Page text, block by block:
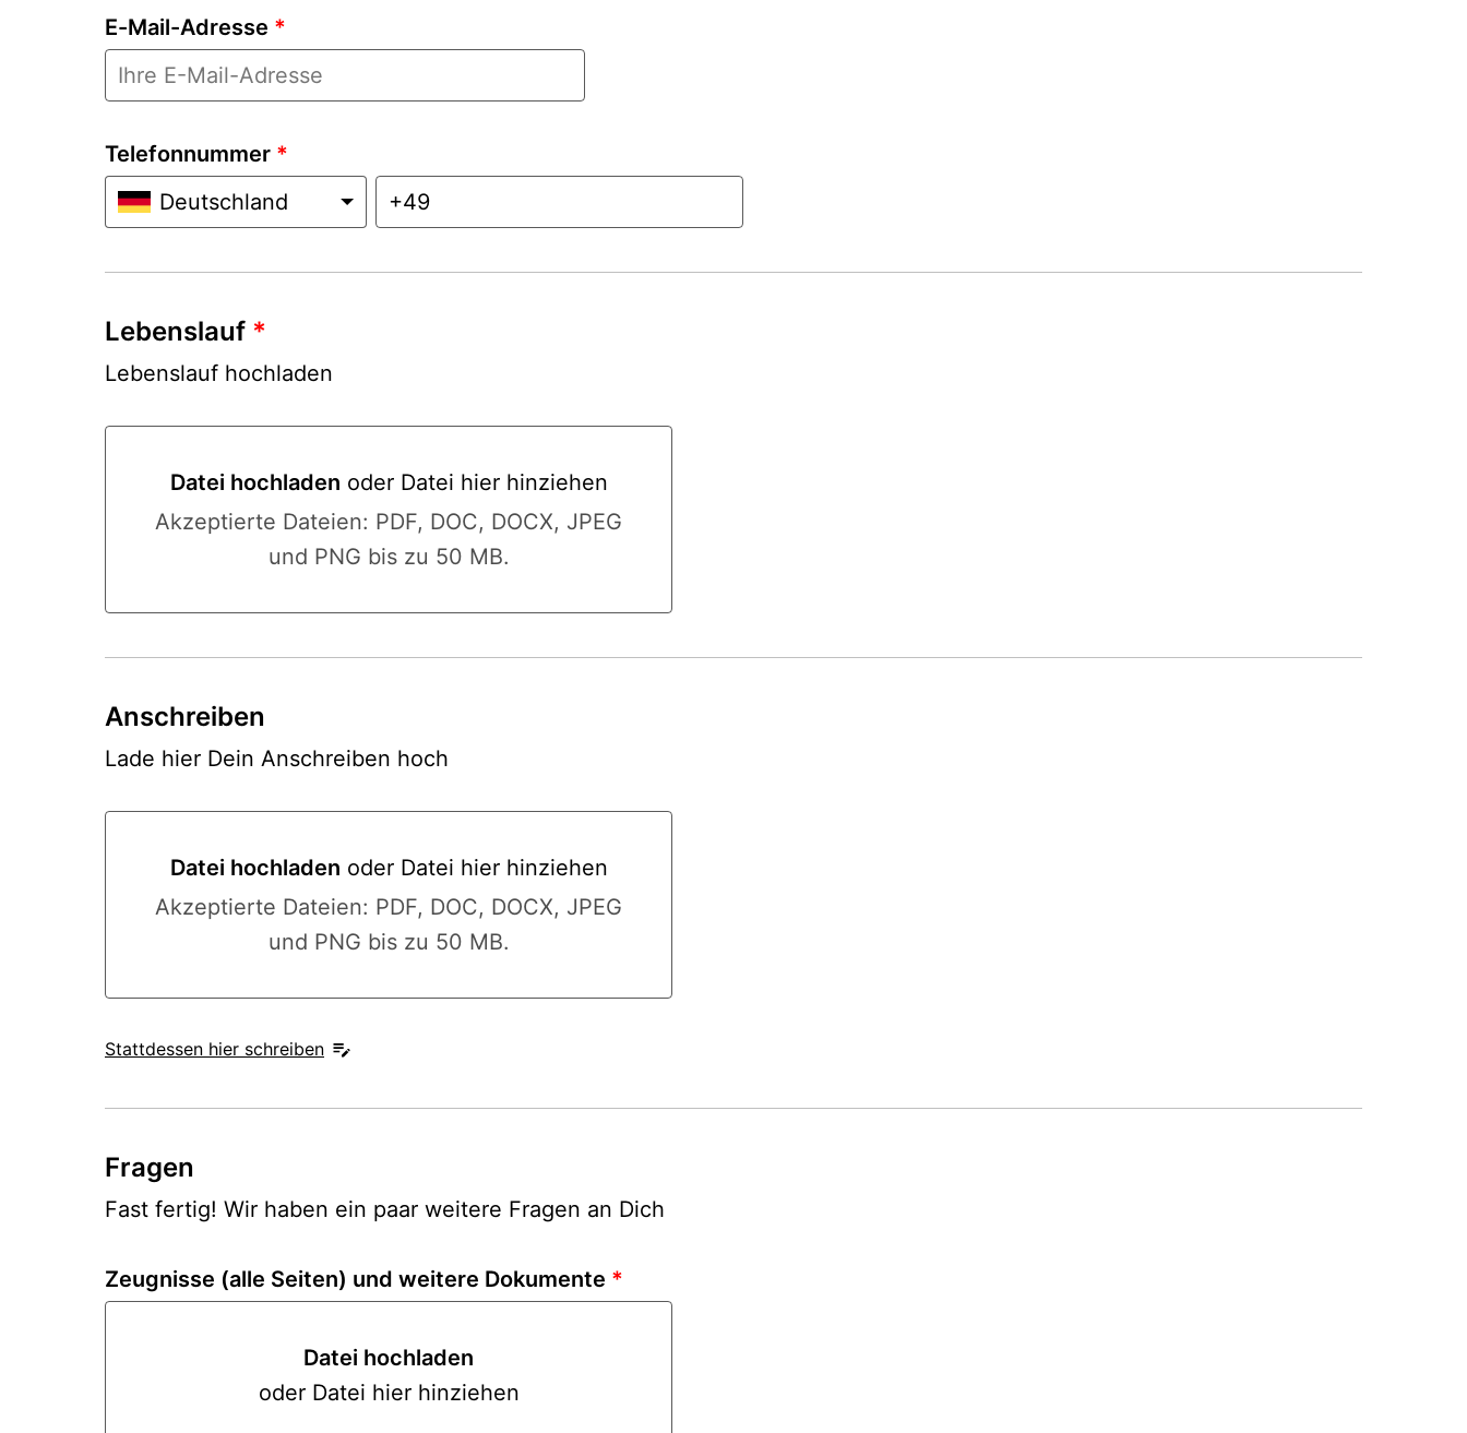
E-Mail-Adresse *
Telefonnummer *
Deutschland
Lebenslauf *
Lebenslauf hochladen
Datei hochladen oder Datei hier hinziehen
Datei hochladen oder Datei hier hinziehen
Akzeptierte Dateien: PDF, DOC, DOCX, JPEG
und PNG bis zu 50 MB.
Anschreiben
Lade hier Dein Anschreiben hoch
Datei hochladen oder Datei hier hinziehen
Datei hochladen oder Datei hier hinziehen
Akzeptierte Dateien: PDF, DOC, DOCX, JPEG
und PNG bis zu 50 MB.
Stattdessen hier schreiben
Fragen
Fast fertig! Wir haben ein paar weitere Fragen an Dich
Zeugnisse (alle Seiten) und weitere Dokumente *
Datei hochladen
oder Datei hier hinziehen